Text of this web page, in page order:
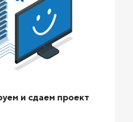
и сдаем проект